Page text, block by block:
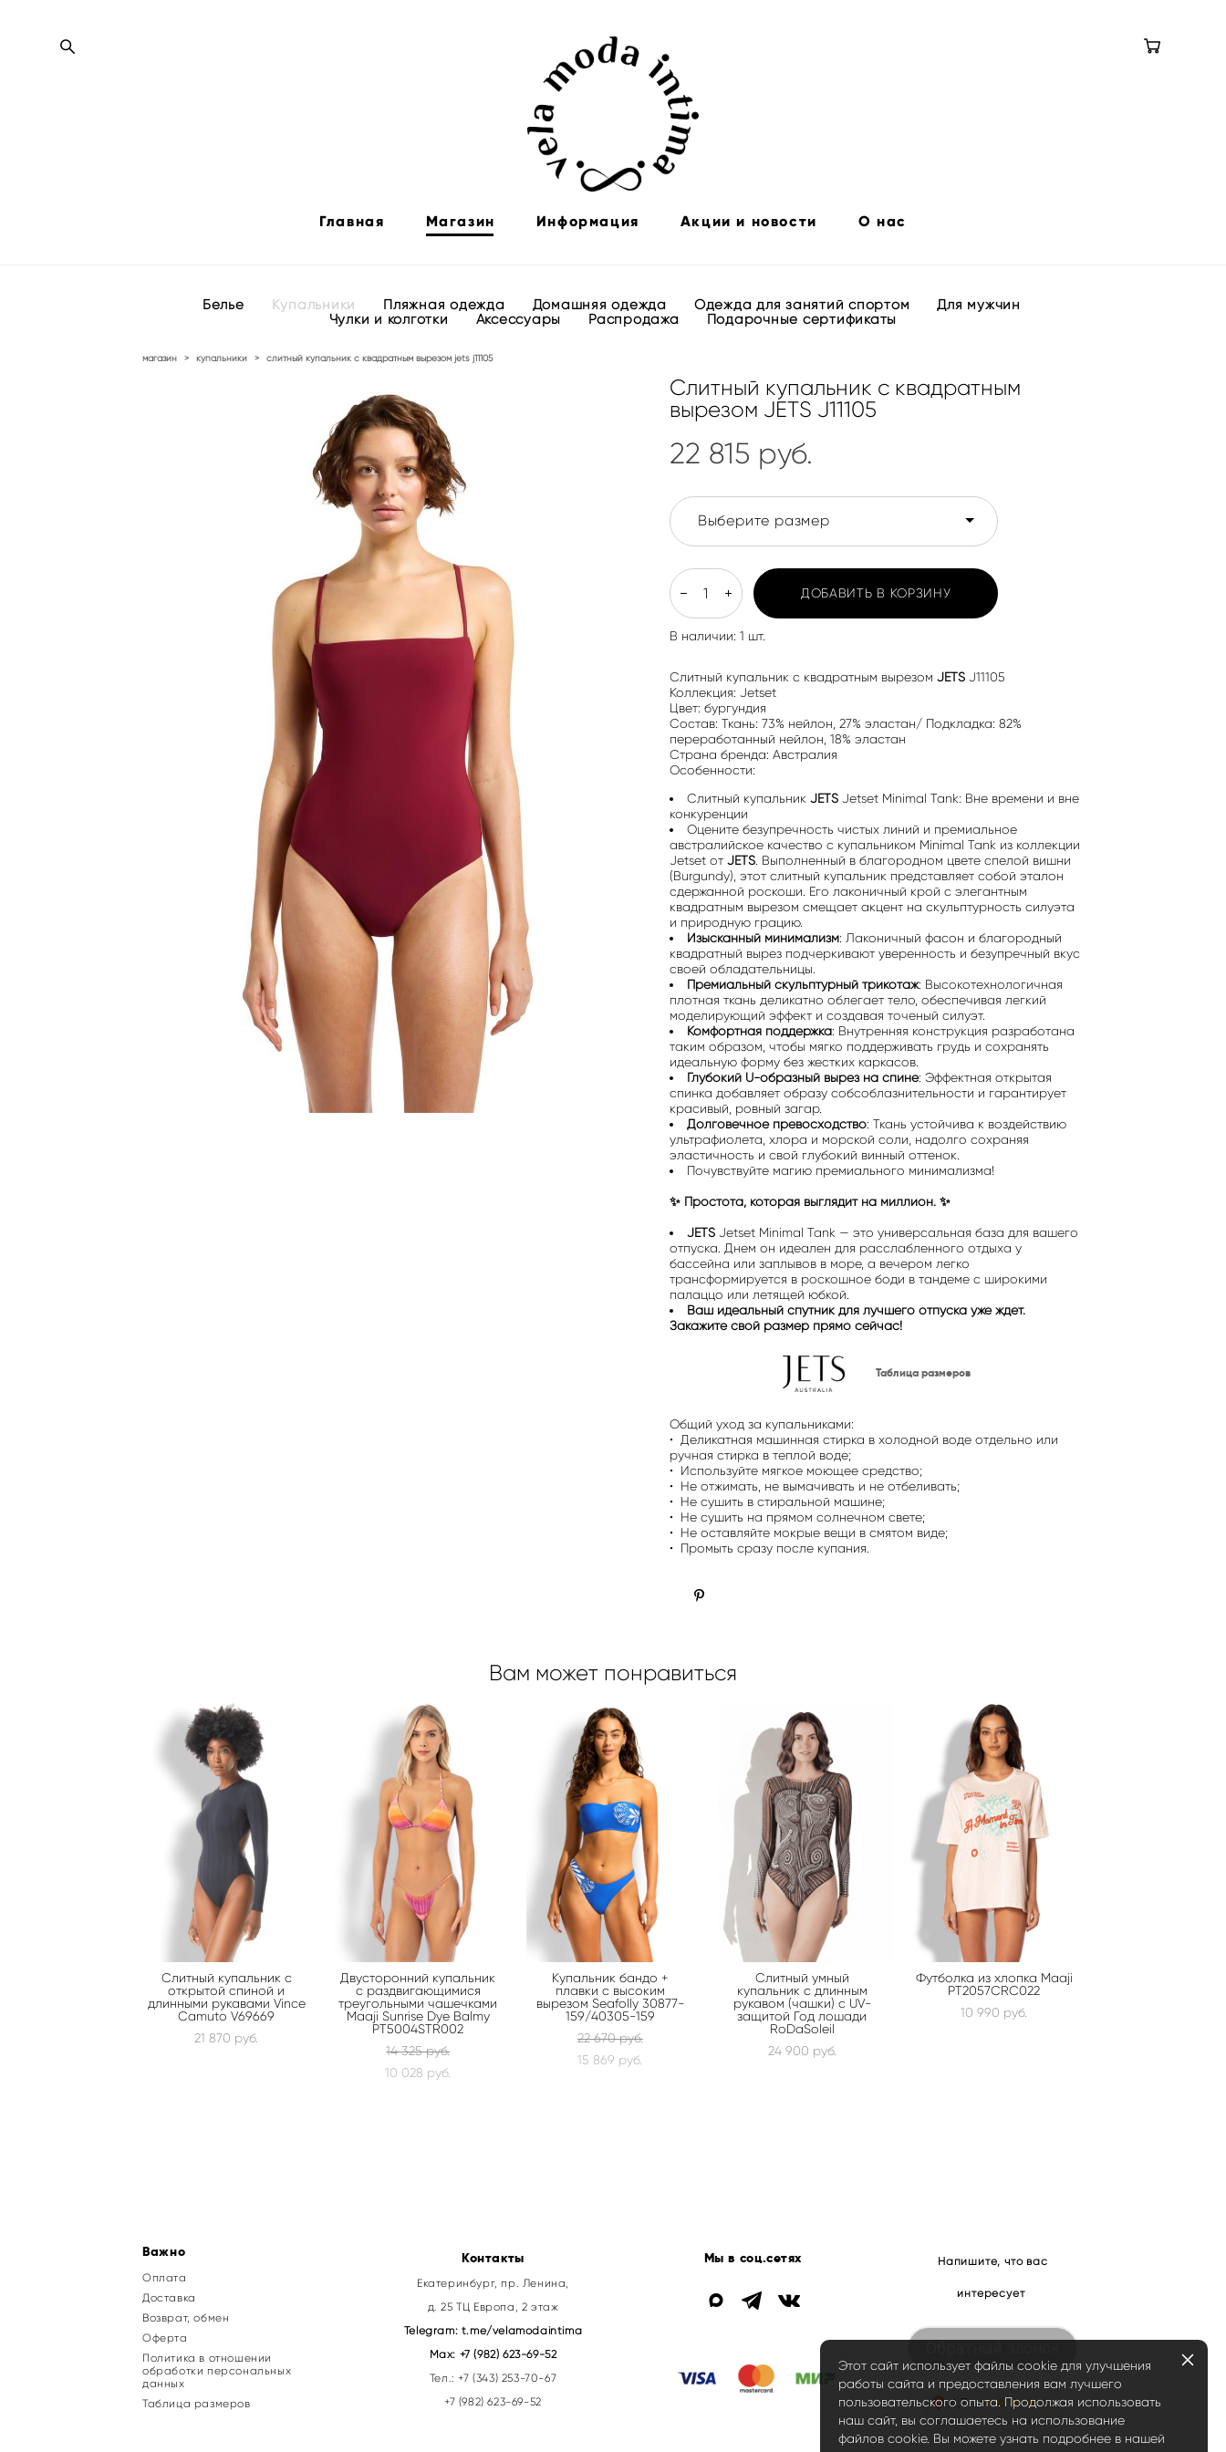
Главная Магазин Информация Акции и новости О нас
Белье Купальники Пляжная одежда Домашняя одежда Одежда для занятий спортом
Для мужчин
Чулки и колготки
Аксессуары Распродажа Подарочные сертификаты
магазин > купальники > слитный купальник с квадратным вырезом jets j11105
Слитный купальник с квадратным
вырезом JETS J11105
22 815 pуб.
Выберите размер
В наличии: 1 шт.
ДОБАВИТЬ В КОРЗИНУ
Слитный купальник с квадратным вырезом JETS J11105
Коллекция: Jetset
Цвет: бургундия
Состав: Ткань: 73% нейлон, 27% эластан/ Подкладка: 82%
переработанный нейлон, 18% эластан
Страна бренда: Австралия
Особенности:
Слитный купальник JETS Jetset Minimal Tank: Вне времени и вне
конкуренции
Оцените безупречность чистых линий и премиальное
австралийское качество с купальником Minimal Tank из коллекции
Jetset от JETS. Выполненный в благородном цвете спелой вишни
(Burgundy), этот слитный купальник представляет собой эталон
сдержанной роскоши. Его лаконичный крой с элегантным
квадратным вырезом смещает акцент на скульптурность силуэта
и природную грацию.
Изысканный минимализм: Лаконичный фасон и благородный
квадратный вырез подчеркивают уверенность и безупречный вкус
своей обладательницы.
Премиальный скульптурный трикотаж: Высокотехнологичная
плотная ткань деликатно облегает тело, обеспечивая легкий
моделирующий эффект и создавая точеный силуэт.
Комфортная поддержка: Внутренняя конструкция разработана
таким образом, чтобы мягко поддерживать грудь и сохранять
идеальную форму без жестких каркасов.
Глубокий U-образный вырез на спине: Эффектная открытая
спинка добавляет образу собсоблазнительности и гарантирует
красивый, ровный загар.
Долговечное превосходство: Ткань устойчива к воздействию
ультрафиолета, хлора и морской соли, надолго сохраняя
эластичность и свой глубокий винный оттенок.
Почувствуйте магию премиального минимализма!
✨ Простота, которая выглядит на миллион. ✨
JETS Jetset Minimal Tank — это универсальная база для вашего
отпуска. Днем он идеален для расслабленного отдыха у
бассейна или заплывов в море, а вечером легко
трансформируется в роскошное боди в тандеме с широкими
палаццо или летящей юбкой.
Ваш идеальный спутник для лучшего отпуска уже ждет.
Закажите свой размер прямо сейчас!
Таблица размеров
Общий уход за купальниками:
• Деликатная машинная стирка в холодной воде отдельно или
ручная стирка в теплой воде;
• Используйте мягкое моющее средство;
• Не отжимать, не вымачивать и не отбеливать;
• Не сушить в стиральной машине;
• Не сушить на прямом солнечном свете;
• Не оставляйте мокрые вещи в смятом виде;
• Промыть сразу после купания.
Вам может понравиться
Слитный купальник с
открытой спиной и
длинными рукавами Vince
Camuto V69669
21 870 pуб.
Двусторонний купальник
с раздвигающимися
треугольными чашечками
Maaji Sunrise Dye Balmy
PT5004STR002
14 325 pуб.
10 028 pуб.
Купальник бандо +
плавки с высоким
вырезом Seafolly 30877-
159/40305-159
22 670 pуб.
15 869 pуб.
Слитный умный
купальник с длинным
рукавом (чашки) с UV-
защитой Год лошади
RoDaSoleil
24 900 pуб.
Футболка из хлопка Maaji
PT2057CRC022
10 990 pуб.
Важно
Оплата
Доставка
Возврат, обмен
Оферта
Политика в отношении
обработки персональных
данных
Таблица размеров
Контакты
Екатеринбург, пр. Ленина,
д. 25 ТЦ Европа, 2 этаж
Telegram: t.me/velamodaintima
Max: +7 (982) 623-69-52
Тел.:+7 (343) 253-70-67
+7 (982) 623-69-52
Мы в соц.сетях Напишите, что вас
интересует
Этот сайт использует файлы cookie для улучшения
работы сайта и предоставления вам лучшего
пользовательского опыта. Продолжая использовать
наш сайт, вы соглашаетесь на использование
файлов cookie. Вы можете узнать подробнее в нашей